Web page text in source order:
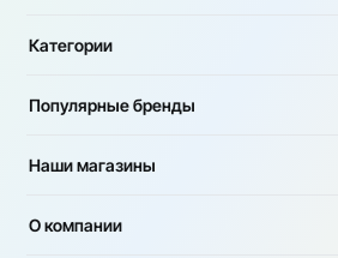
Категории
Популярные бренды
Наши магазины
О компании